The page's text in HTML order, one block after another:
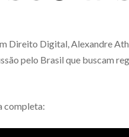
Direito Digital, Alexandre
pelo Brasil que buscam
completa: